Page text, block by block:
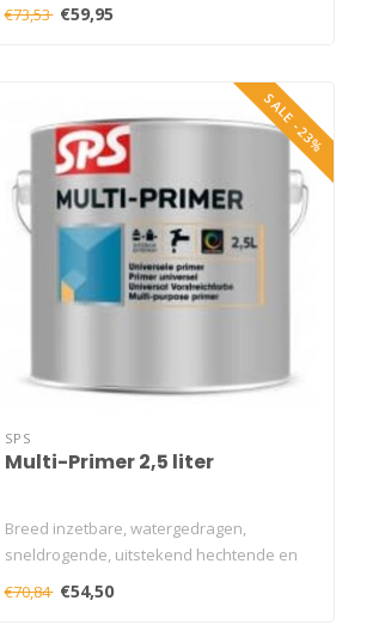
€73,53 €59,95
SALE -23%
SPS
Multi-Primer 2,5 liter
Breed inzetbare, watergedragen,
sneldrogende, uitstekend hechtende en
goed vulle..
€70,84 €54,50